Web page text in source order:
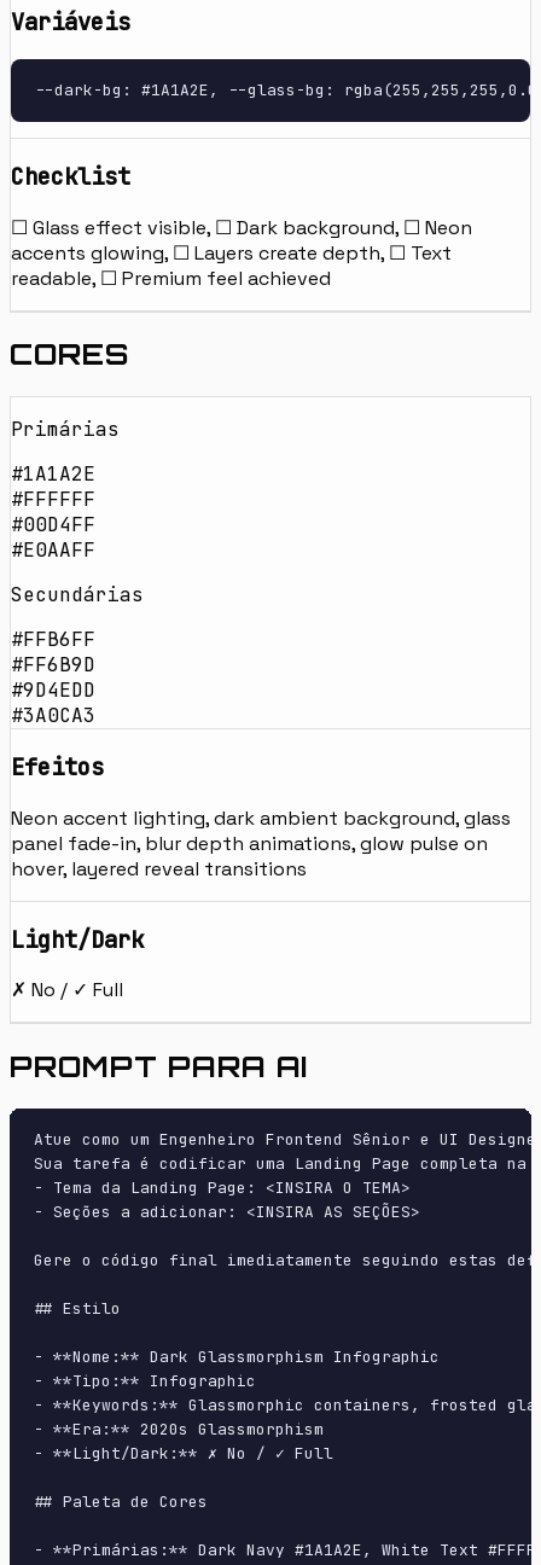
Variáveis
--dark-bg: #1A1A2E, --glass-bg:
Checklist
☐ Glass effect visible, ☐ Dark background, ☐ Neon
accents glowing, ☐ Layers create depth, ☐ Text
readable, ☐ Premium feel achieved
CORES
Primárias
#1A1A2E
#FFFFFF
#00D4FF
#E0AAFF
Secundárias
#FFB6FF
#FF6B9D
#9D4EDD
#3A0CA3
Efeitos
Neon accent lighting, dark ambient background, glass
panel fade-in, blur depth animations, glow pulse on
hover, layered reveal transitions
Light/Dark
✗ No / ✓ Full
PROMPT PARA AI
Atue como um Engenheiro Frontend Sênior e UI
Sua tarefa é codificar uma Landing Page completa
- Tema da Landing Page: <INSIRA O TEMA>
- Seções a adicionar: <INSIRA AS SEÇÕES>
Gere o código final imediatamente seguindo estas
## Estilo
- **Nome:** Dark Glassmorphism Infographic
- **Tipo:** Infographic
- **Keywords:** Glassmorphic containers, frosted
- **Era:** 2020s Glassmorphism
- **Light/Dark:** ✗ No / ✓ Full
## Paleta de Cores
- **Primárias:** Dark Navy #1A1A2E, White Text